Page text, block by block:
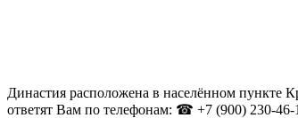
Династия расположена в населённом пункте
ответят Вам по телефонам: ☎ +7 (900) 230-46-